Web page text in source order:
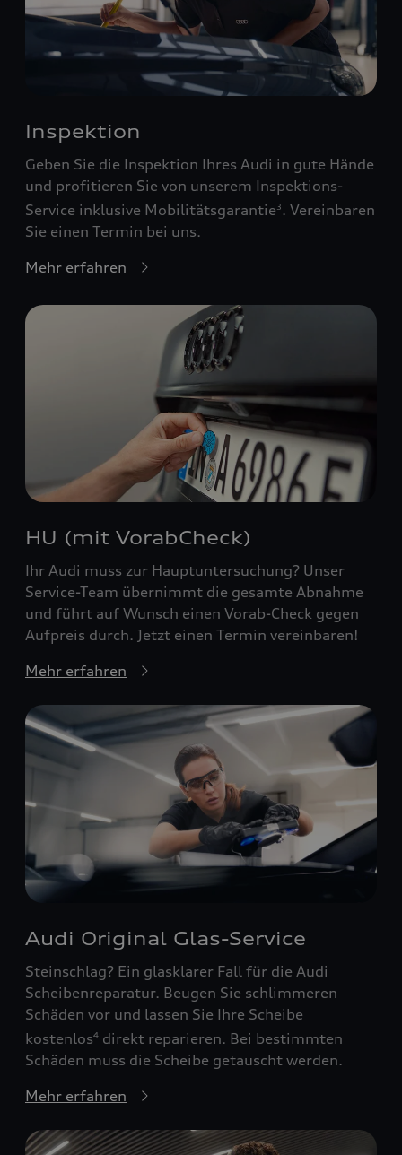
Inspektion
Geben Sie die Inspektion Ihres Audi in gute Hände
und profitieren Sie von unserem Inspektions-
Service inklusive Mobilitätsgarantie3 . Vereinbaren
Sie einen Termin bei uns.
Mehr erfahren
HU (mit VorabCheck)
Ihr Audi muss zur Hauptuntersuchung? Unser
Service-Team übernimmt die gesamte Abnahme
und führt auf Wunsch einen Vorab-Check gegen
Aufpreis durch. Jetzt einen Termin vereinbaren!
Mehr erfahren
Audi Original Glas-Service
Steinschlag? Ein glasklarer Fall für die Audi
Scheibenreparatur. Beugen Sie schlimmeren
Schäden vor und lassen Sie Ihre Scheibe
kostenlos4 direkt reparieren. Bei bestimmten
Schäden muss die Scheibe getauscht werden.
Mehr erfahren